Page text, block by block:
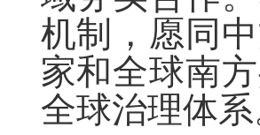
机制，愿同
家和全球南
全球治理体系